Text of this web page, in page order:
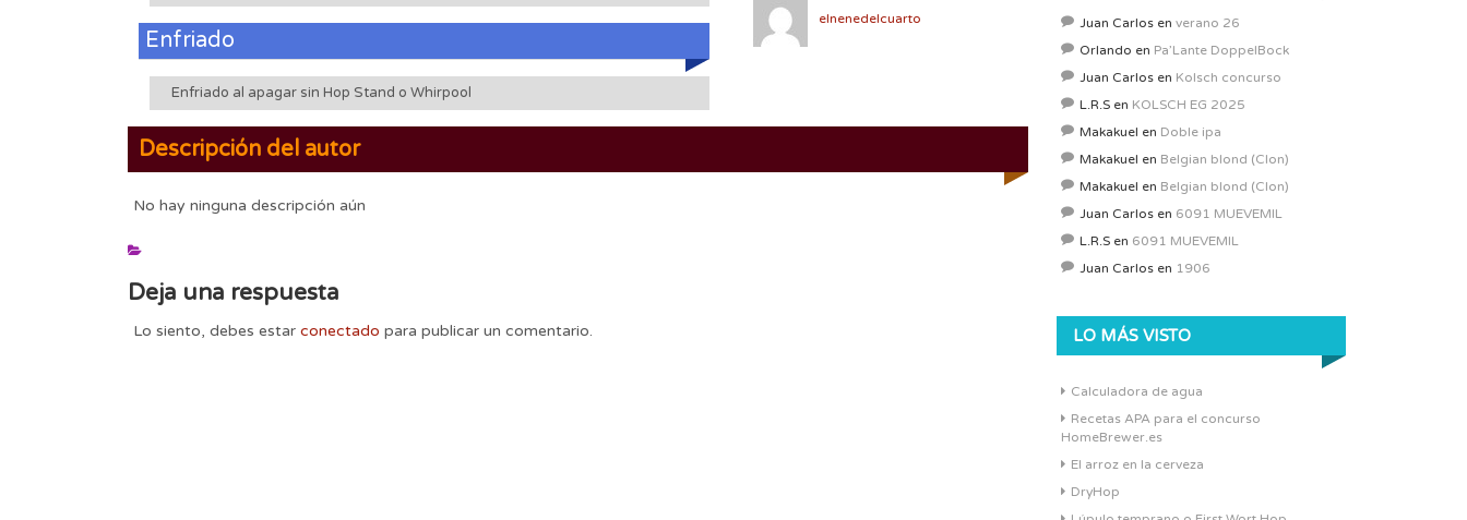
Enfriado
Enfriado al apagar sin Hop Stand o Whirpool
elnenedelcuarto
Descripción del autor
No hay ninguna descripción aún
Deja una respuesta
Lo siento, debes estar conectado para publicar un comentario.
Juan Carlos en verano 26
Orlando en Pa’Lante DoppelBock
Juan Carlos en Kolsch concurso
L.R.S en KOLSCH EG 2025
Makakuel en Doble ipa
Makakuel en Belgian blond (Clon)
Makakuel en Belgian blond (Clon)
Juan Carlos en 6091 MUEVEMIL
L.R.S en 6091 MUEVEMIL
Juan Carlos en 1906
LO MÁS VISTO
Calculadora de agua
Recetas APA para el concurso
HomeBrewer.es
El arroz en la cerveza
DryHop